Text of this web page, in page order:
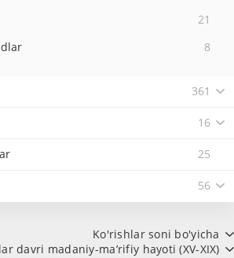
21
8
361
16
25
56
Ko'rishlar soni bo'yicha
davri madaniy-ma’rifiy hayoti (XV-XIX)